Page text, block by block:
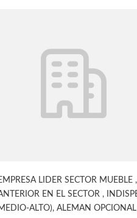
LIDER SECTOR
EN EL SECTOR ,
ALTO), ALEMAN